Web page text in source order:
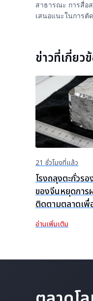
สาธารณะ การสื่อ
เสนอแนะในการตั
ข่าวที่เกี่ยว
21 ชั่วโมงที่แล้ว
โรงถลุงตะกั่วร
ของจีนหยุดการ
ติดตามตลาดเพื่
เดินเครื่องใหม่ก่
อ่านเพิ่มเติม